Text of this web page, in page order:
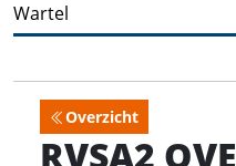
Wartel
Overzicht
RVSA2